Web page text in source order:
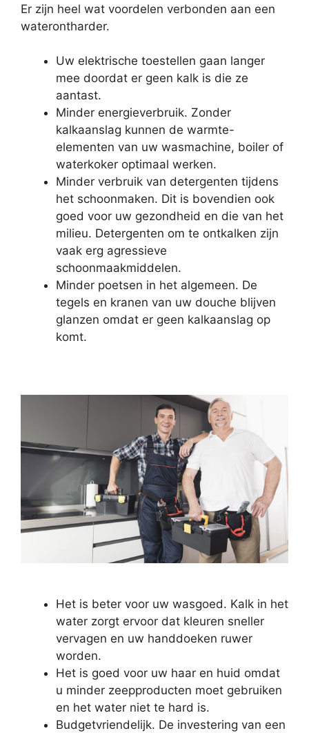
Er zijn heel wat voordelen verbonden aan een
waterontharder.
Uw elektrische toestellen gaan langer
mee doordat er geen kalk is die ze
aantast.
Minder energieverbruik. Zonder
kalkaanslag kunnen de warmte-
elementen van uw wasmachine, boiler of
waterkoker optimaal werken.
Minder verbruik van detergenten tijdens
het schoonmaken. Dit is bovendien ook
goed voor uw gezondheid en die van het
milieu. Detergenten om te ontkalken zijn
vaak erg agressieve
schoonmaakmiddelen.
Minder poetsen in het algemeen. De
tegels en kranen van uw douche blijven
glanzen omdat er geen kalkaanslag op
komt.
Het is beter voor uw wasgoed. Kalk in het
water zorgt ervoor dat kleuren sneller
vervagen en uw handdoeken ruwer
worden.
Het is goed voor uw haar en huid omdat
u minder zeepproducten moet gebruiken
en het water niet te hard is.
Budgetvriendelijk. De investering van een